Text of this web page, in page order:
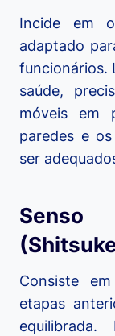
Incide em
adaptado
funcionários.
saúde,
móveis em
paredes e
ser
Senso
Consiste
etapas